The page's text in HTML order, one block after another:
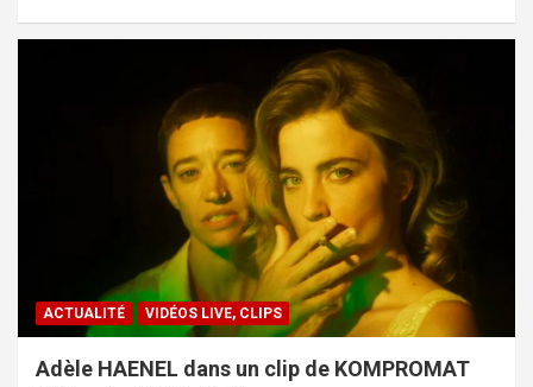
ACTUALITÉ VIDÉOS LIVE, CLIPS
Adèle HAENEL dans un clip de KOMPROMAT